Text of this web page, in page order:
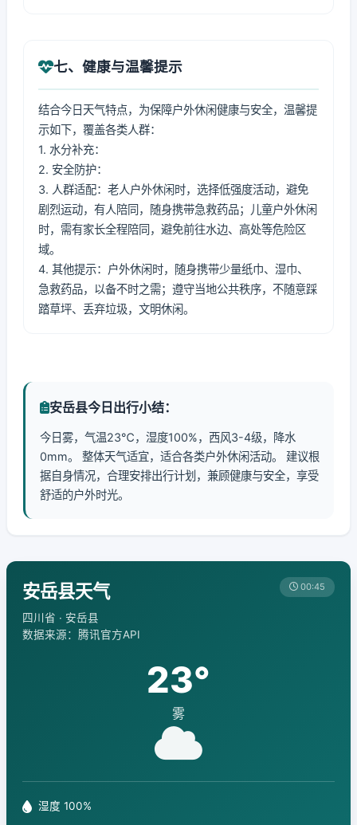
七、健康与温馨提示
结合今日天气特点，为保障户外休闲健康与安全，温馨提
示如下，覆盖各类人群：
1. 水分补充：
2. 安全防护：
3. 人群适配：老人户外休闲时，选择低强度活动，避免
剧烈运动，有人陪同，随身携带急救药品；儿童户外休闲
时，需有家长全程陪同，避免前往水边、高处等危险区
域。
4. 其他提示：户外休闲时，随身携带少量纸巾、湿巾、
急救药品，以备不时之需；遵守当地公共秩序，不随意踩
踏草坪、丢弃垃圾，文明休闲。
安岳县今日出行小结：
今日雾，气温23℃，湿度100%，西风3-4级，降水
0mm。 整体天气适宜，适合各类户外休闲活动。 建议根
据自身情况，合理安排出行计划，兼顾健康与安全，享受
舒适的户外时光。
安岳县天气
四川省 · 安岳县
数据来源：腾讯官方API
00:45
23°
雾
湿度 100%